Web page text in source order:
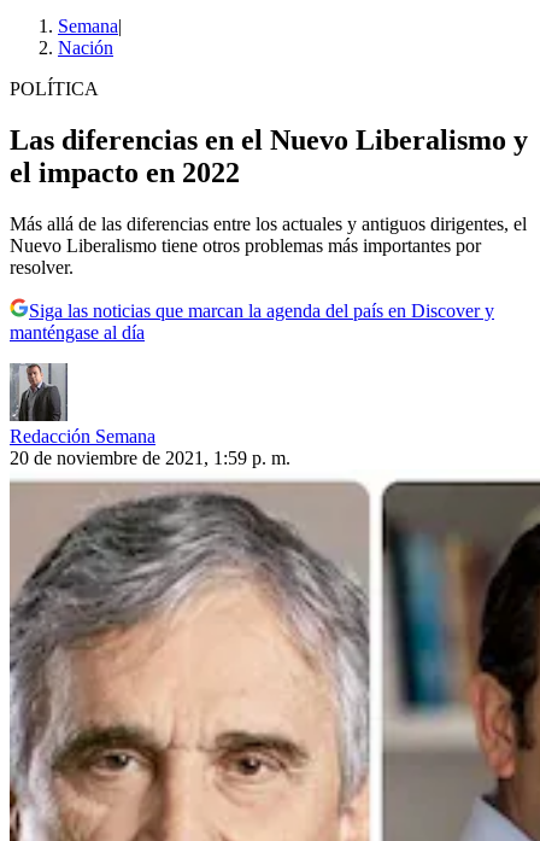
Semana|
Nación
POLÍTICA
Las diferencias en el Nuevo Liberalismo y
el impacto en 2022
Más allá de las diferencias entre los actuales y antiguos dirigentes, el
Nuevo Liberalismo tiene otros problemas más importantes por
resolver.
Siga las noticias que marcan la agenda del país en Discover y
manténgase al día
Redacción Semana
20 de noviembre de 2021, 1:59 p. m.